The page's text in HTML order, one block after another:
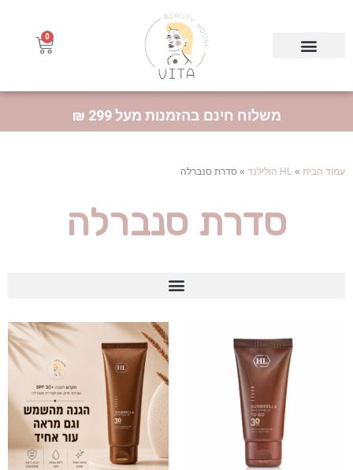
0
עגלת
משלוח חינם בהזמנות מעל 299 ₪
עמוד הבית » HL הולילנד » סדרת סנברלה
סדרת סנברלה